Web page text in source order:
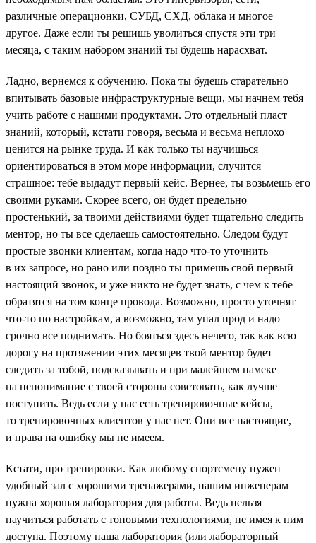
различные операционки, СУБД, СХД, облака и многое
другое. Даже если ты решишь уволиться спустя эти три
месяца, с таким набором знаний ты будешь нарасхват.
Ладно, вернемся к обучению. Пока ты будешь старательно
впитывать базовые инфраструктурные вещи, мы начнем тебя
учить работе с нашими продуктами. Это отдельный пласт
знаний, который, кстати говоря, весьма и весьма неплохо
ценится на рынке труда. И как только ты научишься
ориентироваться в этом море информации, случится
страшное: тебе выдадут первый кейс. Вернее, ты возьмешь его
своими руками. Скорее всего, он будет предельно
простенький, за твоими действиями будет тщательно следить
ментор, но ты все сделаешь самостоятельно. Следом будут
простые звонки клиентам, когда надо что-то уточнить
в их запросе, но рано или поздно ты примешь свой первый
настоящий звонок, и уже никто не будет знать, с чем к тебе
обратятся на том конце провода. Возможно, просто уточнят
что-то по настройкам, а возможно, там упал прод и надо
срочно все поднимать. Но бояться здесь нечего, так как всю
дорогу на протяжении этих месяцев твой ментор будет
следить за тобой, подсказывать и при малейшем намеке
на непонимание с твоей стороны советовать, как лучше
поступить. Ведь если у нас есть тренировочные кейсы,
то тренировочных клиентов у нас нет. Они все настоящие,
и права на ошибку мы не имеем.
Кстати, про тренировки. Как любому спортсмену нужен
удобный зал с хорошими тренажерами, нашим инженерам
нужна хорошая лаборатория для работы. Ведь нельзя
научиться работать с топовыми технологиями, не имея к ним
доступа. Поэтому наша лаборатория (или лабораторный